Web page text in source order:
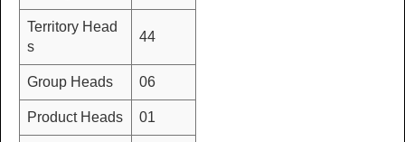
Territory Head
s
44
Group Heads 06
Product Heads 01